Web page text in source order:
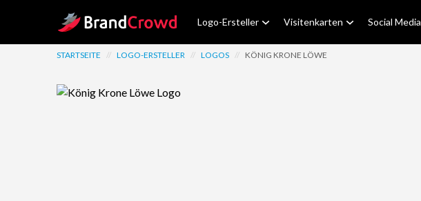
Site Logo Logo-Ersteller Visitenkarten Social Media
STARTSEITE // LOGO-ERSTELLER // LOGOS // KÖNIG KRONE LÖWE